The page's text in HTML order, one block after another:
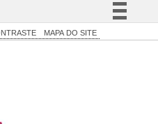
Simplifique!
MAPA DO SITE